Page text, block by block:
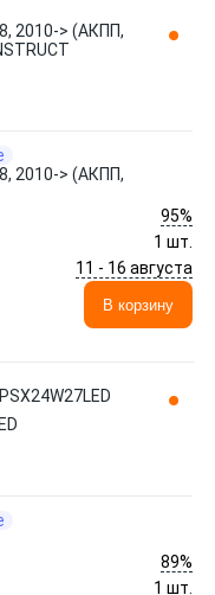
2010-> (АКПП,
2010-> (АКПП,
95%
1 шт.
11 - 16 августа
В корзину
89%
1 шт.